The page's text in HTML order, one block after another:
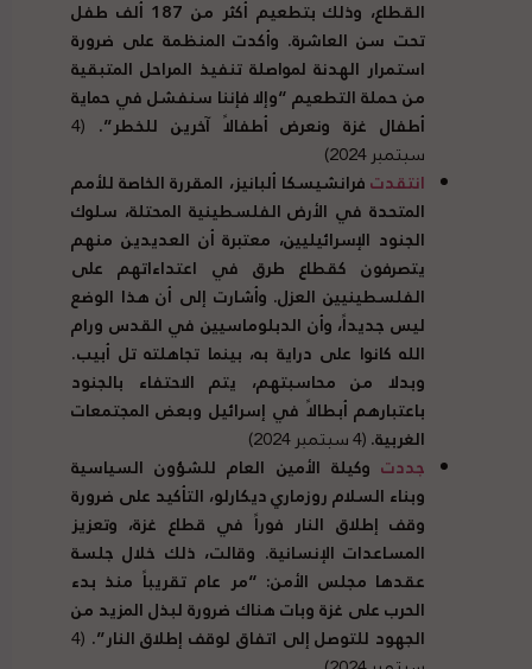
القطاع، وذلك بتطعيم أكثر من 187 ألف طفل
تحت سن العاشرة. وأكدت المنظمة على ضرورة
استمرار الهدنة لمواصلة تنفيذ المراحل المتبقية
من حملة التطعيم “وإلا فإننا سنفشل في حماية
أطفال غزة ونعرض أطفالاً آخرين للخطر”.
(4
سبتمبر 2024)
انتقدتفرانشيسكا ألبانيز، المقررة الخاصة للأمم
المتحدة في الأرض الفلسطينية المحتلة، سلوك
الجنود الإسرائيليين، معتبرة أن العديدين منهم
يتصرفون كقطاع طرق في اعتداءاتهم على
الفلسطينيين العزل. وأشارت إلى أن هذا الوضع
ليس جديداً، وأن الدبلوماسيين في القدس ورام
الله كانوا على دراية به، بينما تجاهلته تل أبيب.
وبدلا من محاسبتهم، يتم الاحتفاء بالجنود
باعتبارهم أبطالاً في إسرائيل وبعض المجتمعات
الغربية.(4 سبتمبر 2024)
جددت وكيلة الأمين العام للشؤون السياسية
وبناء السلام روزماري ديكارلو، التأكيد على ضرورة
وقف إطلاق النار فوراً في قطاع غزة، وتعزيز
المساعدات الإنسانية. وقالت، ذلك خلال جلسة
عقدها مجلس الأمن: “مر عام تقريباً منذ بدء
الحرب على غزة وبات هناك ضرورة لبذل المزيد من
الجهود للتوصل إلى اتفاق لوقف إطلاق النار”. (4